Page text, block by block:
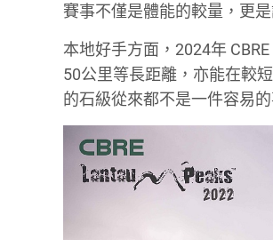
賽事不僅是體能的較量，更
本地好手方面，2024年
50公里等長距離，亦能在較
的石級從來都不是一件容易